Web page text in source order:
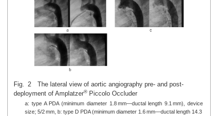
Fig. 2 The lateral view of aortic angiography pre- and post-
deployment of Amplatzer®Piccolo Occluder
a: type A PDA (minimum diameter 1.8 mm—ductal length 9.1 mm), device
size; 5/2 mm, b: type D PDA (minimum diameter 1.6 mm—ductal length 14.3